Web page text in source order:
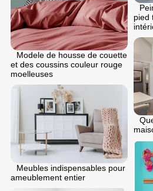
pied
Modele de housse de couette
et des coussins couleur rouge
moelleuses
Meubles indispensables pour
ameublement entier